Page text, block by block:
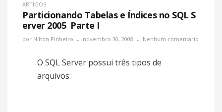
ARTIGOS
Particionando Tabelas e Índices no SQL S
erver 2005  Parte I
por Nilton Pinheiro novembro 30, 2008 Nenhum comentário
O SQL Server possui três tipos de
arquivos: